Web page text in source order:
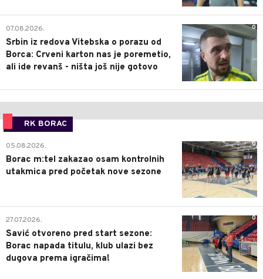
0
07.08.2026.
Srbin iz redova Vitebska o porazu od
Borca: Crveni karton nas je poremetio,
ali ide revanš - ništa još nije gotovo
RK BORAC
0
05.08.2026.
Borac m:tel zakazao osam kontrolnih
utakmica pred početak nove sezone
0
27.07.2026.
Savić otvoreno pred start sezone:
Borac napada titulu, klub ulazi bez
dugova prema igračima!